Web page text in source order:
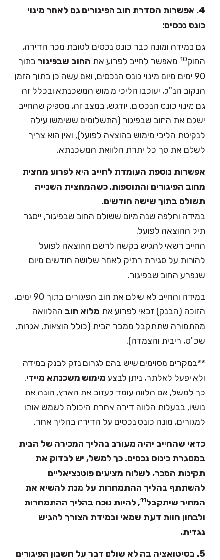
4. אפשרות הסדרת חוב הפיגורים גם לאחר מינוי
כונס נכסים:
גם במידה ומונה כבר כונס נכסים לטובת מכר הדירה,
החוק10 מאפשר לחייב לפרוע את החוב שבפיגור בתוך
90 ימים מיום מינוי כונס הנכסים, ואם עשה כן בתוך הזמן
הנקוב הנ"ל, יעוכבו הליכי מימוש המשכנתא ובכלל זה
גם מינוי כונס הנכסים. יודגש, במצב זה, מספיק שהחייב
ישלם את החוב שבפיגור (התשלומים ששימשו עילה
לנקיטת הליכי מימוש בהוצאה לפועל), ואין הוא צריך
לשלם את סך כל יתרת הלוואת המשכנתא.
אפשרות נוספת העומדת לחייב היא לפרוע מחצית
מחוב הפיגורים והתוספות, כשהמחצית השנייה
תשולם בתוך שישה חודשים.
במידה וחלפה שנה מיום ששולם החוב שבפיגור, ייסגר
תיק ההוצאה לפועל.
החייב רשאי להגיש בקשה לרשם ההוצאה לפועל
להורות על סגירת התיק לאחר שלושה חודשים מיום
שנפרע החוב שבפיגור.
במידה והחייב לא שילם את חוב הפיגורים בתוך 90 ימים,
הזוכה (הבנק) זכאי לפרוע את מלוא חוב ההלוואה
מהתמורה שתתקבל ממכר הבית (כולל הוצאות, אגרות,
שכ"ט, ריבית והצמדה).
**במקרים מסוימים שיש בהם לגרום נזק לבנק במידה
ולא יפעל לאלתר, ניתן לבצע מימוש משכנתא מיידי.
כך למשל, אם הלווה עומד לעזוב את הארץ, הונה את
נושיו, בבעלות הלווה דירה אחרת היכולה לשמש אותו
למגורים, מונה כונס נכסים על הדירה בהליך אחר.
כדאי שהחייב יהיה מעורב בהליך המכירה של הבית
במסגרת כינוס נכסים. כך למשל, יש לבדוק את
תקינות המכר, לשלוח מציעים פוטנציאליים
להשתתף בהליך ההתמחרות על מנת להשיא את
המחיר שיתקבל11, להיות נוכח בהליך ההתמחרות
ולבחון חוות דעת שמאי ובמידת הצורך להגיש
נגדית.
5. בסיטואציה בה לא שולם דבר על חשבון הפיגורים